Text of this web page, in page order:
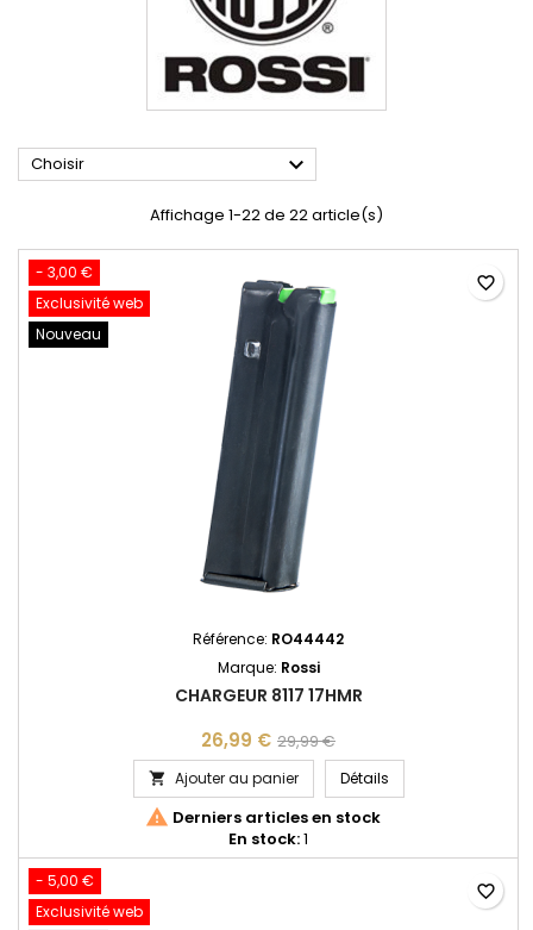
Choisir 
Affichage 1-22 de 22 article(s)
- 3,00 €
Exclusivité web
Nouveau
Référence: RO44442
Marque: Rossi
CHARGEUR 8117 17HMR
26,99 € 29,99 €
 Ajouter au panier DétailsCHARGEUR 8117
 Derniers articles en stock
En stock:1
favorite_border
- 5,00 €
Exclusivité web
favorite_border